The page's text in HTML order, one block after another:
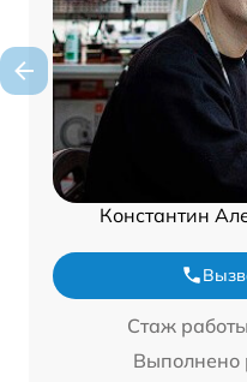
Константин
Стаж
Выполнено